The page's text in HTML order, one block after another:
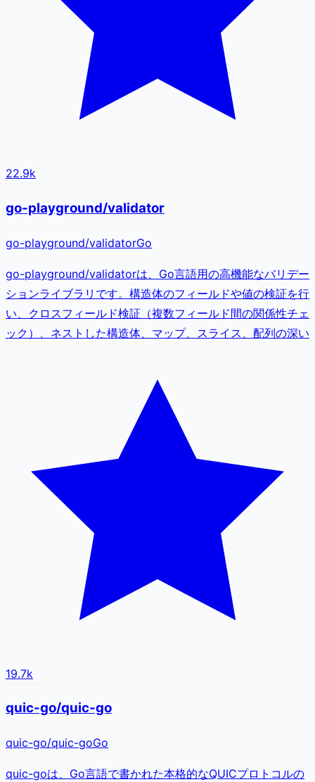
22.9k
go-playground/validator
go-playground/validatorGo
go-playground/validatorは、Go言語用の高機能なバリデー
ションライブラリです。構造体のフィールドや値の検証を行
い、クロスフィールド検証（複数フィールド間の関係性チェ
ック）、ネストした構造体、マップ、スライス、配列の深い
19.7k
quic-go/quic-go
quic-go/quic-goGo
quic-goは、Go言語で書かれた本格的なQUICプロトコルの